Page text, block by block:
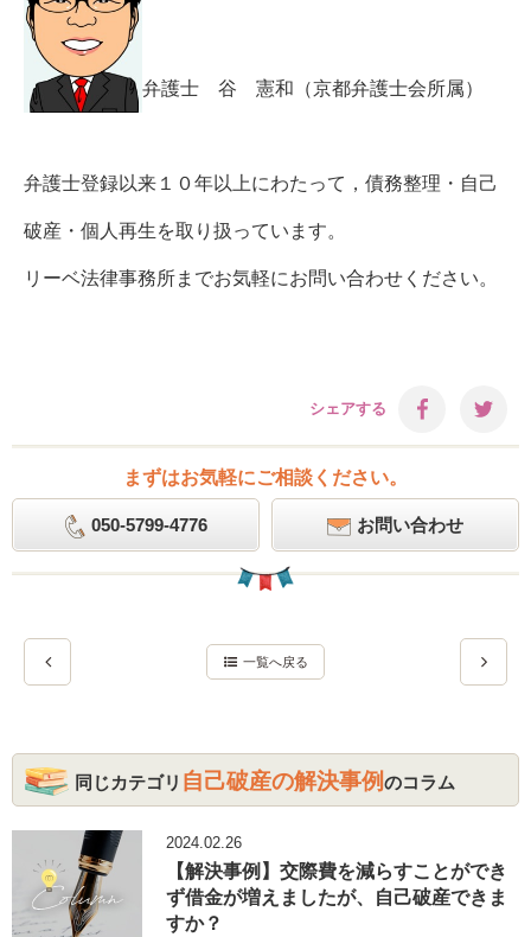
弁護士 谷 憲和（京都弁護士会所属）
弁護士登録以来１０年以上にわたって，債務整理・自己
破産・個人再生を取り扱っています。
リーベ法律事務所までお気軽にお問い合わせください。
シェアする
まずはお気軽にご相談ください。
050-5799-4776 お問い合わせ
一覧へ戻る
同じカテゴリ 自己破産の解決事例のコラム
2024.02.26
【解決事例】交際費を減らすことができ
ず借金が増えましたが、自己破産できま
すか？